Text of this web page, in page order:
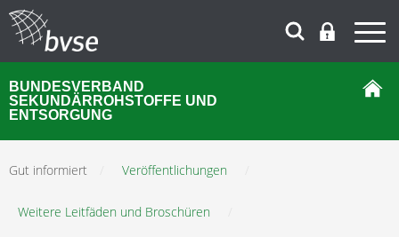
BUNDESVERBAND
SEKUNDÄRROHSTOFFE UND
ENTSORGUNG
Gut informiert Veröffentlichungen
Weitere Leitfäden und Broschüren